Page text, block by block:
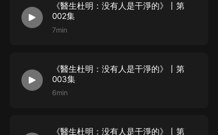
【作者簡介】
小汗原名韓景龍，七十年代后生人。雙魚座，不好結群，
臨床麻醉專業，后成為名麻醉師。
明》是他首部中篇小說，有讀者稱之為“中國版的《沉默
《醫生杜明：没有人是干淨的》丨第
002集
7min
《醫生杜明：没有人是干淨的》丨第
003集
6min
《醫生杜明：没有人是干淨的》丨第